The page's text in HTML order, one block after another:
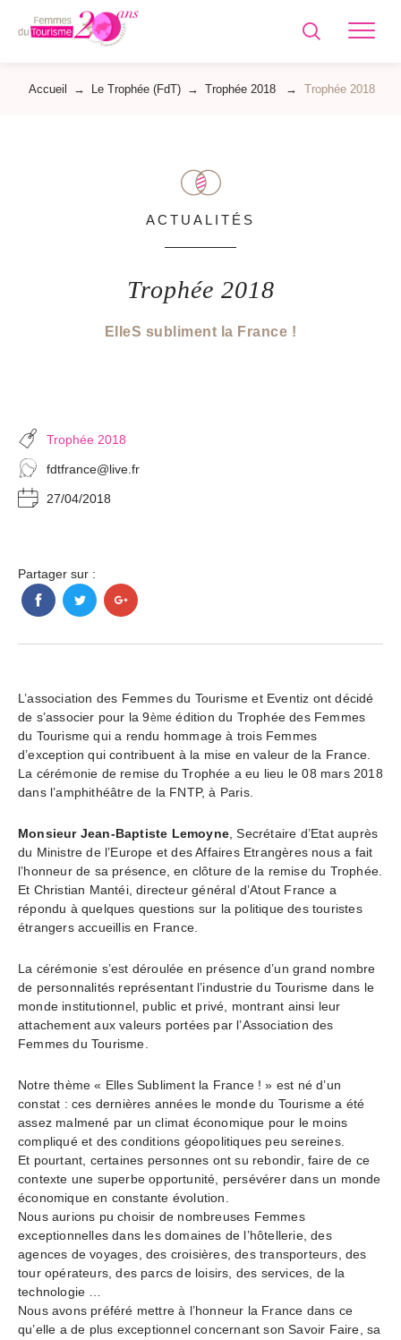
Accueil → Le Trophée (FdT) → Trophée 2018 → Trophée 2018
ACTUALITÉS
Trophée 2018
ElleS subliment la France !
Trophée 2018
fdtfrance@live.fr
27/04/2018
Partager sur :
L’association des Femmes du Tourisme et Eventiz ont décidé
de s’associer pour la 9ème édition du Trophée des Femmes
du Tourisme qui a rendu hommage à trois Femmes
d’exception qui contribuent à la mise en valeur de la France.
La cérémonie de remise du Trophée a eu lieu le 08 mars 2018
dans l’amphithéâtre de la FNTP, à Paris.
Monsieur Jean-Baptiste Lemoyne , Secrétaire d’Etat auprès
du Ministre de l’Europe et des Affaires Etrangères nous a fait
l’honneur de sa présence, en clôture de la remise du Trophée.
Et Christian Mantéi, directeur général d’Atout France a
répondu à quelques questions sur la politique des touristes
étrangers accueillis en France.
La cérémonie s’est déroulée en présence d’un grand nombre
de personnalités représentant l’industrie du Tourisme dans le
monde institutionnel, public et privé, montrant ainsi leur
attachement aux valeurs portées par l’Association des
Femmes du Tourisme.
Notre thème « Elles Subliment la France ! » est né d’un
constat : ces dernières années le monde du Tourisme a été
assez malmené par un climat économique pour le moins
compliqué et des conditions géopolitiques peu sereines.
Et pourtant, certaines personnes ont su rebondir, faire de ce
contexte une superbe opportunité, persévérer dans un monde
économique en constante évolution.
Nous aurions pu choisir de nombreuses Femmes
exceptionnelles dans les domaines de l’hôtellerie, des
agences de voyages, des croisières, des transporteurs, des
tour opérateurs, des parcs de loisirs, des services, de la
technologie …
Nous avons préféré mettre à l’honneur la France dans ce
qu’elle a de plus exceptionnel concernant son Savoir Faire, sa